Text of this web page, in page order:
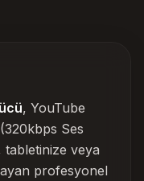
, YouTube
Ses
veya
profesyonel